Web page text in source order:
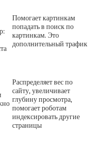
Помогает картинкам
попадать в поиск по
картинкам. Это
дополнительный трафик
Распределяет вес по
сайту, увеличивает
глубину просмотра,
помогает роботам
индексировать другие
страницы